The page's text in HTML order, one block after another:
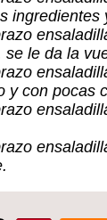
le da la
y con pocas